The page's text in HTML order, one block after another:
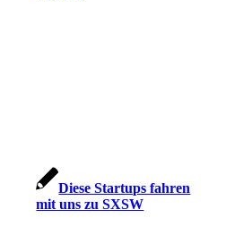
Diese Startups fahren
mit uns zu SXSW